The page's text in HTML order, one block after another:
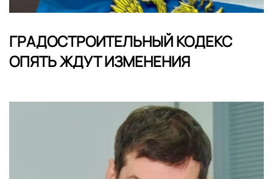
ГРАДОСТРОИТЕЛЬНЫЙ КОДЕКС
ОПЯТЬ ЖДУТ ИЗМЕНЕНИЯ